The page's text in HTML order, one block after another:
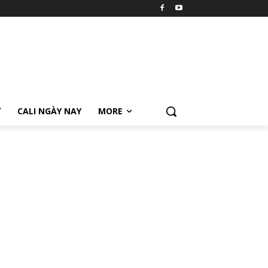
CALI NGÀY NAY MORE